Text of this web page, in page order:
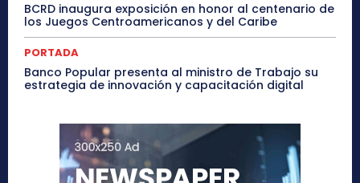
BCRD inaugura exposición en honor al centenario de
los Juegos Centroamericanos y del Caribe
PORTADA
Banco Popular presenta al ministro de Trabajo su
estrategia de innovación y capacitación digital